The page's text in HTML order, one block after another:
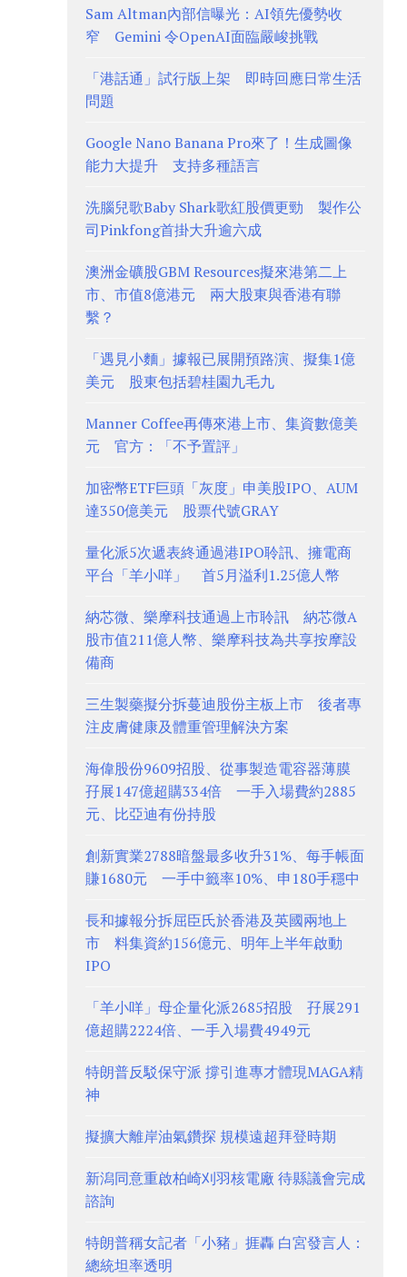
Sam Altman內部信曝光：AI領先優勢收
窄 Gemini 令OpenAI面臨嚴峻挑戰
「港話通」試行版上架 即時回應日常生活
問題
Google Nano Banana Pro來了！生成圖像
能力大提升 支持多種語言
洗腦兒歌Baby Shark歌紅股價更勁 製作公
司Pinkfong首掛大升逾六成
澳洲金礦股GBM Resources擬來港第二上
市、市值8億港元 兩大股東與香港有聯
繫？
「遇見小麵」據報已展開預路演、擬集1億
美元 股東包括碧桂園九毛九
Manner Coffee再傳來港上市、集資數億美
元 官方：「不予置評」
加密幣ETF巨頭「灰度」申美股IPO、AUM
達350億美元 股票代號GRAY
量化派5次遞表終通過港IPO聆訊、擁電商
平台「羊小咩」 首5月溢利1.25億人幣
納芯微、樂摩科技通過上市聆訊 納芯微A
股市值211億人幣、樂摩科技為共享按摩設
備商
三生製藥擬分拆蔓迪股份主板上市 後者專
注皮膚健康及體重管理解決方案
海偉股份9609招股、從事製造電容器薄膜
孖展147億超購334倍 一手入場費約2885
元、比亞迪有份持股
創新實業2788暗盤最多收升31%、每手帳面
賺1680元 一手中籤率10%、申180手穩中
長和據報分拆屈臣氏於香港及英國兩地上
市 料集資約156億元、明年上半年啟動
IPO
「羊小咩」母企量化派2685招股 孖展291
億超購2224倍、一手入場費4949元
特朗普反駁保守派 撐引進專才體現MAGA精
神
擬擴大離岸油氣鑽探 規模遠超拜登時期
新潟同意重啟柏崎刈羽核電廠 待縣議會完成
諮詢
特朗普稱女記者「小豬」捱轟 白宮發言人：
總統坦率透明